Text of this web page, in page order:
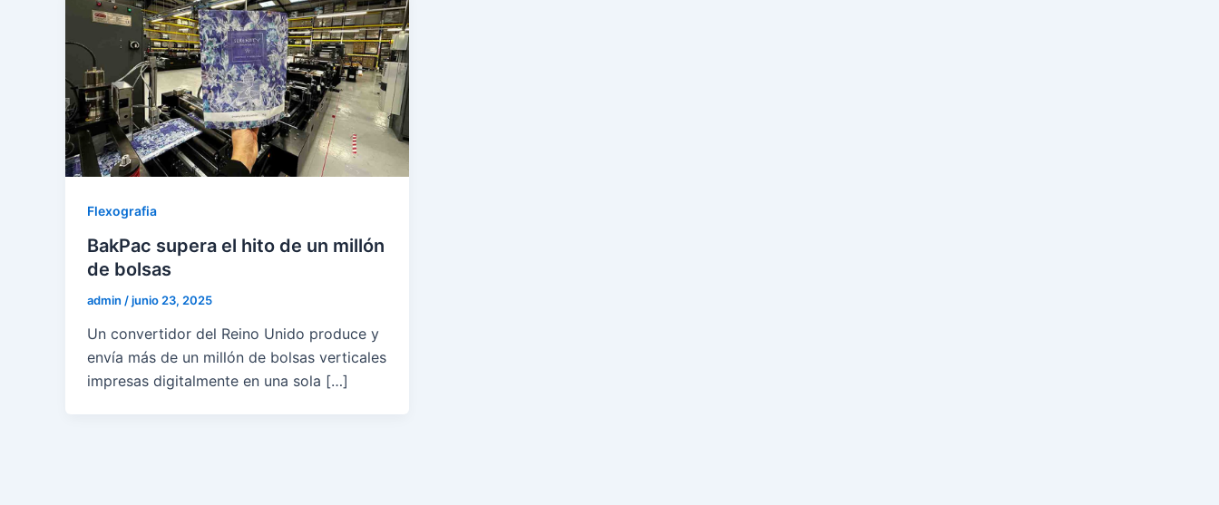
Flexografia
BakPac supera el hito de un millón
de bolsas
admin /junio 23, 2025
Un convertidor del Reino Unido produce y
envía más de un millón de bolsas verticales
impresas digitalmente en una sola […]